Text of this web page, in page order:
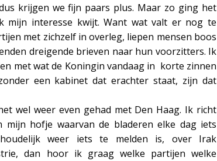
krijgen we fijn paars plus. Maar zo ging het
mijn interesse kwijt. Want wat valt er nog te
met zichzelf in overleg, liepen mensen boos
dreigende brieven naar hun voorzitters. Ik
met wat de Koningin vandaag in korte zinnen
een kabinet dat erachter staat, zijn dat
wel weer even gehad met Den Haag. Ik richt
hofje waarvan de bladeren elke dag iets
weer iets te melden is, over Irak
dan hoor ik graag welke partijen welke